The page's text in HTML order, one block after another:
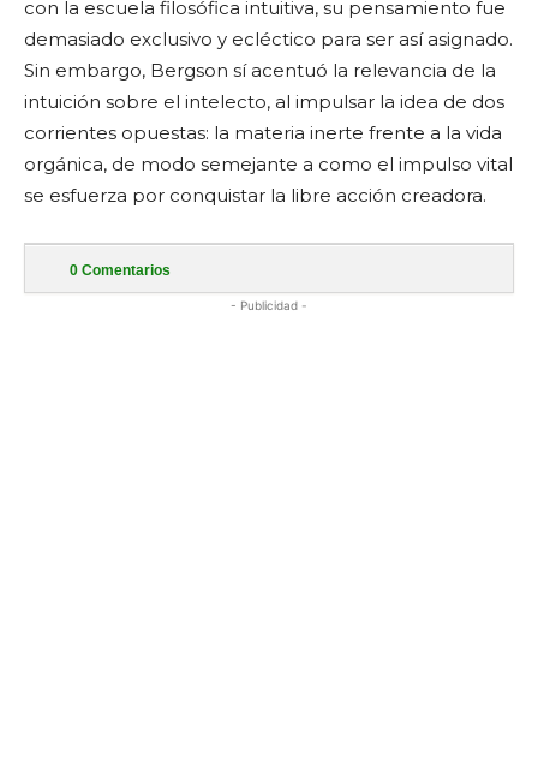
con la escuela filosófica intuitiva, su pensamiento fue
demasiado exclusivo y ecléctico para ser así asignado.
Sin embargo, Bergson sí acentuó la relevancia de la
intuición sobre el intelecto, al impulsar la idea de dos
corrientes opuestas: la materia inerte frente a la vida
orgánica, de modo semejante a como el impulso vital
se esfuerza por conquistar la libre acción creadora.
0 Comentarios
- Publicidad -